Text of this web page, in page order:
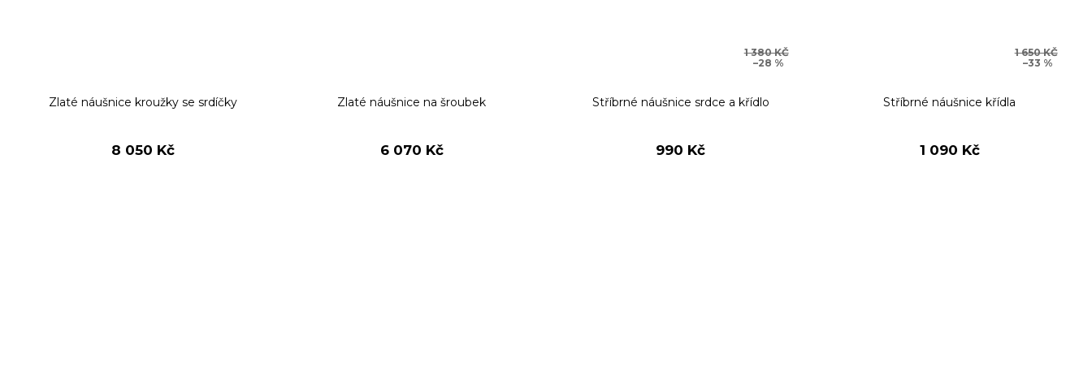
Zlaté náušnice kroužky se srdíčky
8 050 Kč
Zlaté náušnice na šroubek
6 070 Kč
1 380 KČ
–28 %
Stříbrné náušnice srdce a křídlo
990 Kč
1 650 KČ
–33 %
Stříbrné náušnice křídla
1 090 Kč